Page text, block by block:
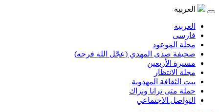
العربية
العربية
فارسی
مجلة الموعود
صحيفة صدى المهدي (عجّل الله فرجه)
مسيرة الأربعين
مجلة الانتظار
بيت الثقافة المهدوية
حملة متى ترانا ونراك
التواصل الاجتماعي